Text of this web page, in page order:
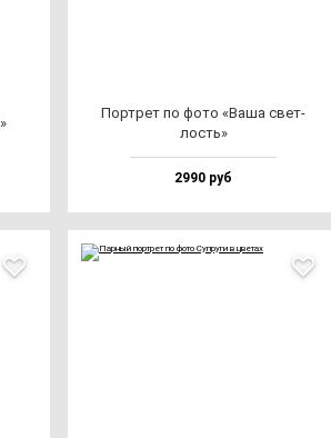
Пор­трет по фо­то «Ваша свет­
лость»
2990 руб